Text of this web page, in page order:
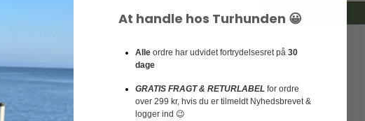
At handle hos Turhunden 😀
Alle ordre har udvidet fortrydelsesret på 30
dage
GRATIS FRAGT & RETURLABEL for ordre
over 299 kr, hvis du er tilmeldt Nyhedsbrevet &
logger ind 😉